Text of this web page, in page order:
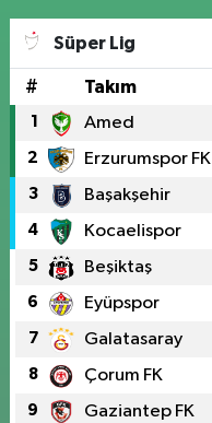
Süper Lig
# Takım
1 Amed
2 Erzurumspor FK
3 Başakşehir
4 Kocaelispor
5 Beşiktaş
6 Eyüpspor
7 Galatasaray
8 Çorum FK
9 Gaziantep FK